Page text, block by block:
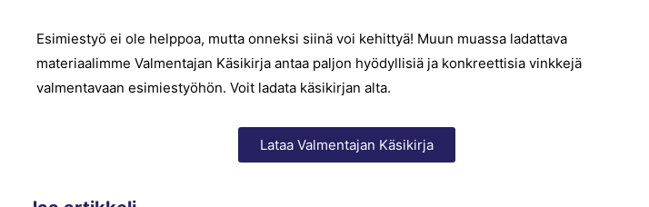
Esimiestyö ei ole helppoa, mutta onneksi siinä voi kehittyä! Muun muassa ladattava
materiaalimme Valmentajan Käsikirja antaa paljon hyödyllisiä ja konkreettisia vinkkejä
valmentavaan esimiestyöhön. Voit ladata käsikirjan alta.
Lataa Valmentajan Käsikirja